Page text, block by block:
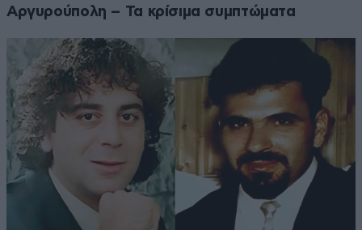
Αργυρούπολη – Τα κρίσιμα συμπτώματα